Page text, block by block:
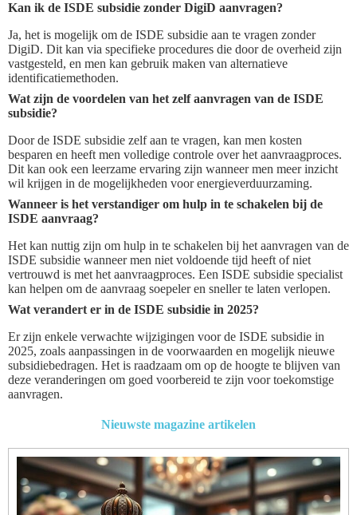
Kan ik de ISDE subsidie zonder DigiD aanvragen?
Ja, het is mogelijk om de ISDE subsidie aan te vragen zonder
DigiD. Dit kan via specifieke procedures die door de overheid zijn
vastgesteld, en men kan gebruik maken van alternatieve
identificatiemethoden.
Wat zijn de voordelen van het zelf aanvragen van de ISDE
subsidie?
Door de ISDE subsidie zelf aan te vragen, kan men kosten
besparen en heeft men volledige controle over het aanvraagproces.
Dit kan ook een leerzame ervaring zijn wanneer men meer inzicht
wil krijgen in de mogelijkheden voor energieverduurzaming.
Wanneer is het verstandiger om hulp in te schakelen bij de
ISDE aanvraag?
Het kan nuttig zijn om hulp in te schakelen bij het aanvragen van de
ISDE subsidie wanneer men niet voldoende tijd heeft of niet
vertrouwd is met het aanvraagproces. Een ISDE subsidie specialist
kan helpen om de aanvraag soepeler en sneller te laten verlopen.
Wat verandert er in de ISDE subsidie in 2025?
Er zijn enkele verwachte wijzigingen voor de ISDE subsidie in
2025, zoals aanpassingen in de voorwaarden en mogelijk nieuwe
subsidiebedragen. Het is raadzaam om op de hoogte te blijven van
deze veranderingen om goed voorbereid te zijn voor toekomstige
aanvragen.
Nieuwste magazine artikelen